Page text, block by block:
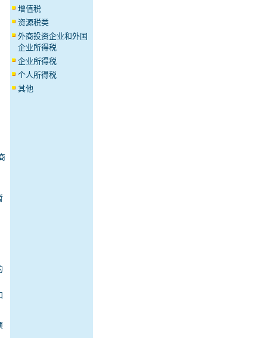
增值税
资源税类
外商投资企业和外国
企业所得税
企业所得税
个人所得税
其他